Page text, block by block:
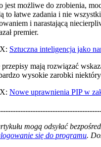
jest możliwe do zrobienia,
to łatwe zadania i nie
i narastającą
premier.
Sztuczna inteligencja jako
mają rozwiązać
wysokie zarobki
Nowe uprawnienia PIP w
mogą odsyłać
się do programu.